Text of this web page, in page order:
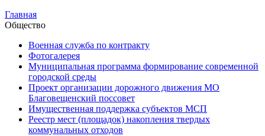
Главная
Общество
Военная служба по контракту
Фотогалерея
Муниципальная программа формирование современной
городской среды
Проект организации дорожного движения МО
Благовещенский поссовет
Имущественная поддержка субъектов МСП
Реестр мест (площадок) накопления твердых
коммунальных отходов